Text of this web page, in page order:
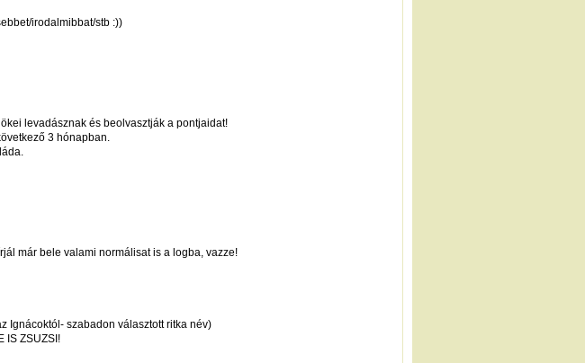
irodalmibbat/stb :))
levadásznak és beolvasztják a pontjaidat!
3 hónapban.
már bele valami normálisat is a logba, vazze!
Ignácoktól- szabadon választott ritka név)
IS ZSUZSI!